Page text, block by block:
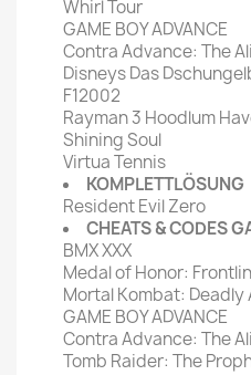
Whirl Tour
GAME BOY ADVANCE
Contra Advance: The
Disneys Das
F12002
Rayman 3 Hoodlum
Shining Soul
Virtua Tennis
KOMPLETTLÖSUNG
Resident Evil Zero
CHEATS & CODES
BMX XXX
Medal of Honor:
Mortal Kombat: Deadly
GAME BOY ADVANCE
Contra Advance: The
Tomb Raider: The